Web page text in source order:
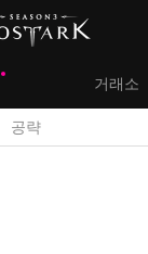
메
거래소
서
공략